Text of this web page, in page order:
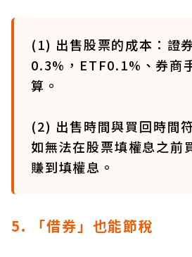
(1) 出售股票的成本：證
0.3%，ETF0.1%、券商
算。
(2) 出售時間與買回時間
如無法在股票填權息之前
賺到填權息。
5. 「借券」也能節稅